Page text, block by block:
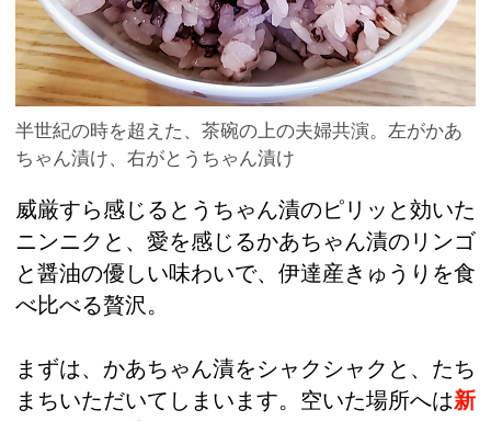
半世紀の時を超えた、茶碗の上の夫婦共演。左がかあ
ちゃん漬け、右がとうちゃん漬け
威厳すら感じるとうちゃん漬のピリッと効いた
ニンニクと、愛を感じるかあちゃん漬のリンゴ
と醤油の優しい味わいで、伊達産きゅうりを食
べ比べる贅沢。
まずは、かあちゃん漬をシャクシャクと、たち
まちいただいてしまいます。空いた場所へは新